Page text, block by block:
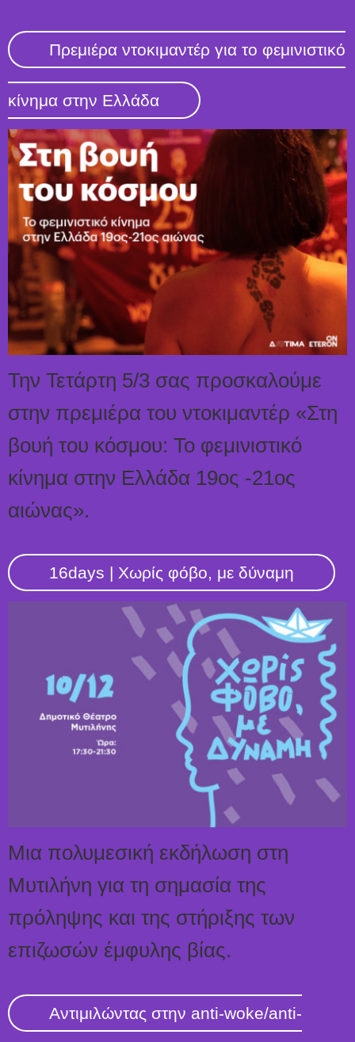
Πρεμιέρα ντοκιμαντέρ για το φεμινιστικό
κίνημα στην Ελλάδα
Την Τετάρτη 5/3 σας προσκαλούμε
στην πρεμιέρα του ντοκιμαντέρ «Στη
βουή του κόσμου: Το φεμινιστικό
κίνημα στην Ελλάδα 19ος -21ος
αιώνας».
16days | Χωρίς φόβο, με δύναμη
Μια πολυμεσική εκδήλωση στη
Μυτιλήνη για τη σημασία της
πρόληψης και της στήριξης των
επιζωσών έμφυλης βίας.
Αντιμιλώντας στην anti-woke/anti-